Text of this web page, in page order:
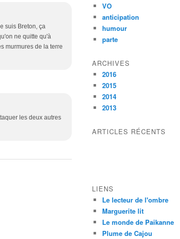
suis Breton, ça
ne quitte qu'à
murmures de la terre
les deux autres
VO
anticipation
humour
parte
ARCHIVES
2016
2015
2014
2013
ARTICLES RÉCENTS
LIENS
Le lecteur de l'ombre
Marguerite lit
Le monde de Paikanne
Plume de Cajou